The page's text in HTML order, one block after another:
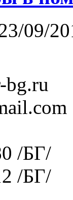
09/
bg.ru
/БГ/
/БГ/